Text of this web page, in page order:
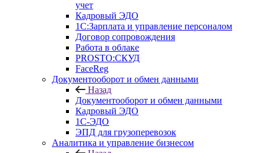
учет
Кадровый ЭДО
1С:Зарплата и управление персоналом
Договор сопровождения
Работа в облаке
PROSTO:СКУД
FaceReg
Документооборот и обмен данными
Назад
Документооборот и обмен данными
Кадровый ЭДО
1С-ЭДО
ЭПД для грузоперевозок
Аналитика и управление бизнесом